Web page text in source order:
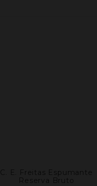
C. E. Freitas Espumante
Reserva Bruto